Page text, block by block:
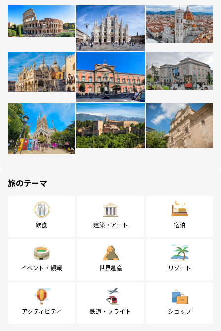
旅のテーマ
飲食 建築・アート 宿泊
イベント・観戦 世界遺産 リゾート
アクティビティ 鉄道・フライト ショップ